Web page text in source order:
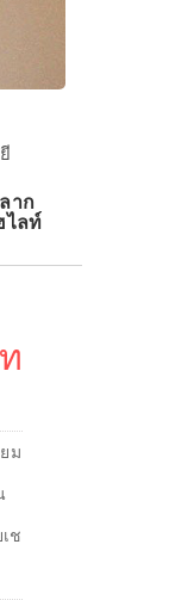
าก
ไลท์
ม
ช